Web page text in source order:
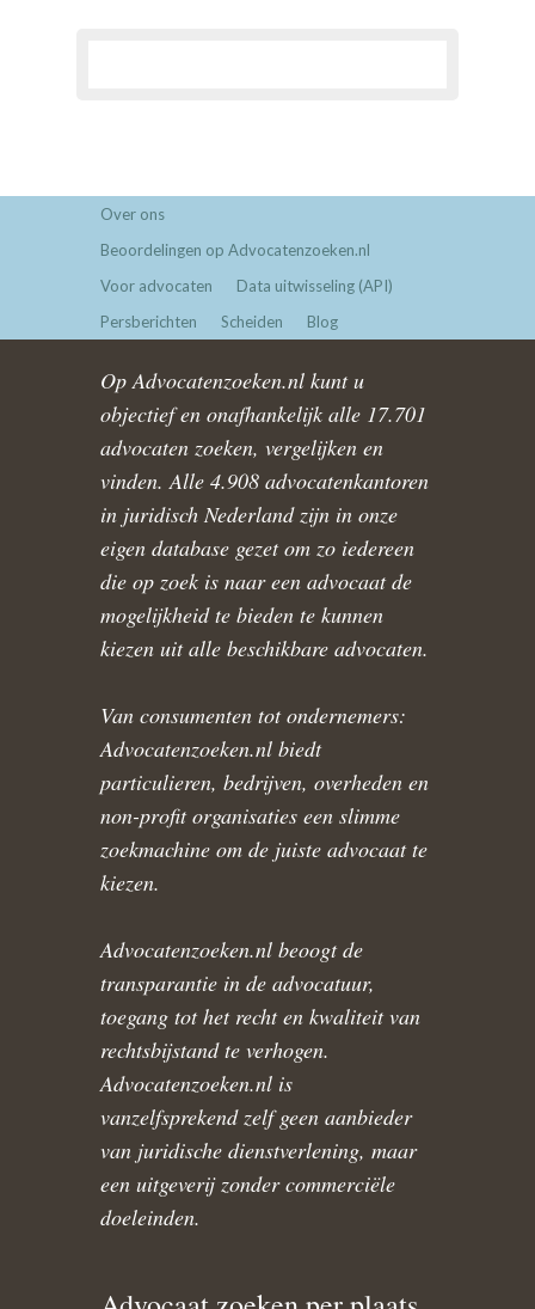
Over ons
Beoordelingen op Advocatenzoeken.nl
Voor advocaten
Data uitwisseling (API)
Persberichten
Scheiden Blog
Op Advocatenzoeken.nl kunt u
objectief en onafhankelijk alle 17.701
advocaten zoeken, vergelijken en
vinden. Alle 4.908 advocatenkantoren
in juridisch Nederland zijn in onze
eigen database gezet om zo iedereen
die op zoek is naar een advocaat de
mogelijkheid te bieden te kunnen
kiezen uit alle beschikbare advocaten.
Van consumenten tot ondernemers:
Advocatenzoeken.nl biedt
particulieren, bedrijven, overheden en
non-profit organisaties een slimme
zoekmachine om de juiste advocaat te
kiezen.
Advocatenzoeken.nl beoogt de
transparantie in de advocatuur,
toegang tot het recht en kwaliteit van
rechtsbijstand te verhogen.
Advocatenzoeken.nl is
vanzelfsprekend zelf geen aanbieder
van juridische dienstverlening, maar
een uitgeverij zonder commerciële
doeleinden.